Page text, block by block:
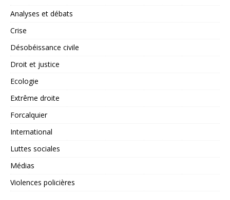
Analyses et débats
Crise
Désobéissance civile
Droit et justice
Ecologie
Extrême droite
Forcalquier
International
Luttes sociales
Médias
Violences policières